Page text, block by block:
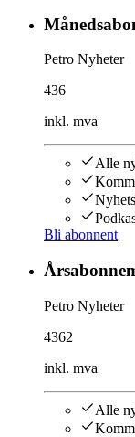
Petro Nyheter
436
inkl. mva
Alle
Bli abonnent
Petro Nyheter
4362
inkl. mva
Alle